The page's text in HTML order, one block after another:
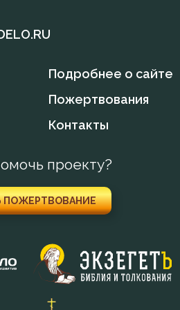
Подробнее о сайте
Пожертвования
Контакты
проекту?
ПОЖЕРТВОВАНИЕ